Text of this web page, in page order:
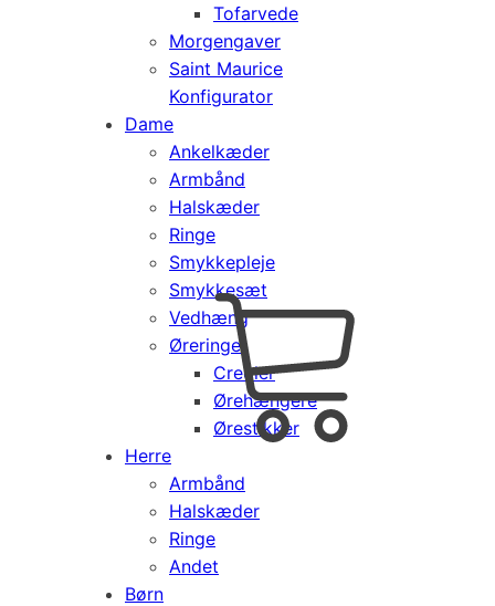
Tofarvede
Morgengaver
Saint Maurice
Konfigurator
Dame
Ankelkæder
Armbånd
Halskæder
Ringe
Smykkepleje
Smykkesæt
Vedhæng
Øreringe
Creoler
Ørehængere
Ørestikker
Herre
Armbånd
Halskæder
Ringe
Andet
Børn
Products